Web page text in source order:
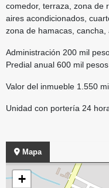
comedor, terraza, zona de
aires acondicionados,
zona de hamacas, cancha,
Administración 200 mil
Predial anual 600 mil pesos
Valor del inmueble 1.550
Unidad con portería 24
Mapa
+